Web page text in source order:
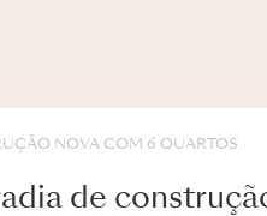
NOVA COM 6 QUARTOS
de